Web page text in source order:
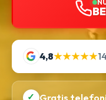
4,8★★★★★
✓ Gratis